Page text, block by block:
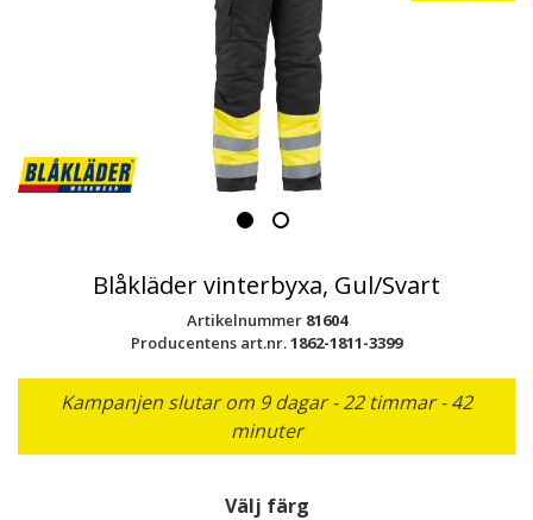
Blåkläder vinterbyxa, Gul/Svart
Artikelnummer 81604
Producentens art.nr.1862-1811-3399
Kampanjen slutar om 9 dagar - 22 timmar - 42
minuter
Välj färg